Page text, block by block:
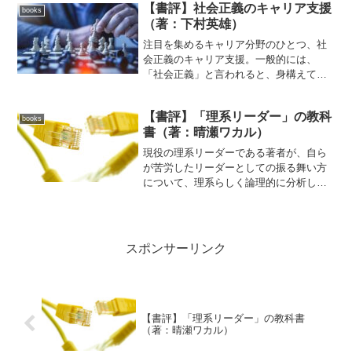
行われた多くの実証的根拠がまとめられ
ている。６角形モデルは...
books
【書評】社会正義のキャリア支援
（著：下村英雄）
注目を集めるキャリア分野のひとつ、社
会正義のキャリア支援。一般的には、
「社会正義」と言われると、身構えてし
邁な理想というだけでもないことがわか
る。本来のキャリア支援の姿...
books
【書評】「理系リーダー」の教科
書（著：晴瀬ワカル）
現役の理系リーダーである著者が、自ら
が苦労したリーダーとしての振る舞い方
について、理系らしく論理的に分析し、
ら紹介されている。まず、...
スポンサーリンク
【書評】「理系リーダー」の教科書
（著：晴瀬ワカル）